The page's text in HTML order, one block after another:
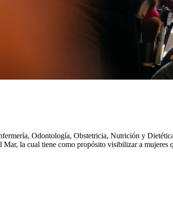
Odontología, Obstetricia, Nutrición y
la cual tiene como propósito visibilizar a mujeres